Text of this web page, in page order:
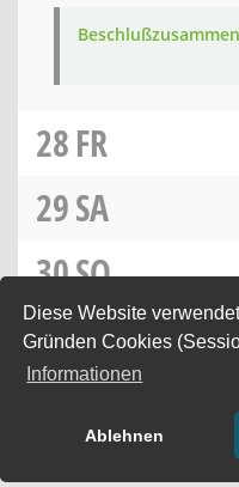
Diese Website
Gründen Cookies
Informationen
Ablehnen
28FR
29SA
30SO
31MO